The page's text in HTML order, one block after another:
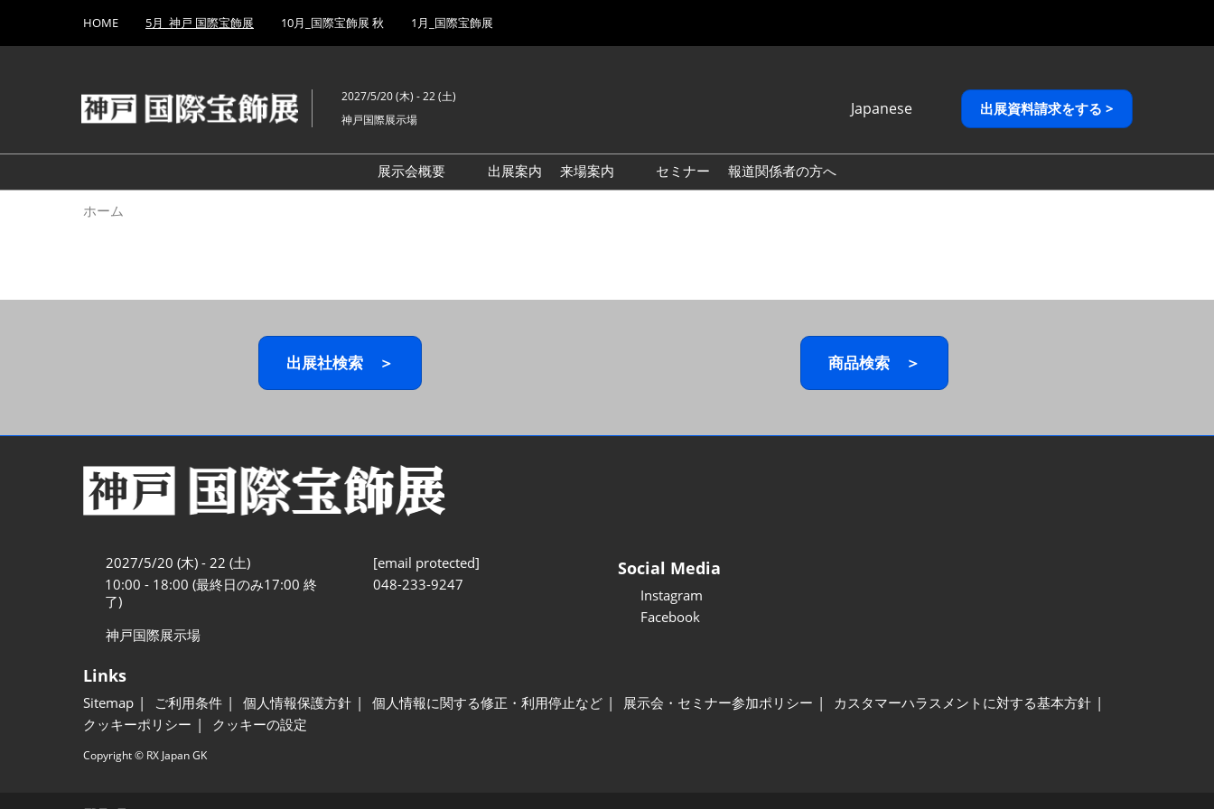
キ
し
て
to
HOME 5月_神戸 国際宝飾展 10月_国際宝飾展 秋 1月_国際宝飾展
2027/5/20 (木) - 22 (土)
神戸国際展示場
Japanese
English
繁體中文
出展資料請求をする >
展示会概要
出展案内
来場案内
セミナー 報道関係者の方へ
ホーム
出展社検索 ＞ 商品検索 ＞
2027/5/20 (木) - 22 (土)
10:00 - 18:00 (最終日のみ17:00 終
了)
神戸国際展示場
[email protected]
048-233-9247
Social Media
Instagram
Facebook
Links
Sitemap ご利用条件 個人情報保護方針 個人情報に関する修正・利用停止など 展示会・セミナー参加ポリシー
カスタマーハラスメントに対する基本方針
クッキーポリシー
クッキーの設定
Copyright © RX Japan GK